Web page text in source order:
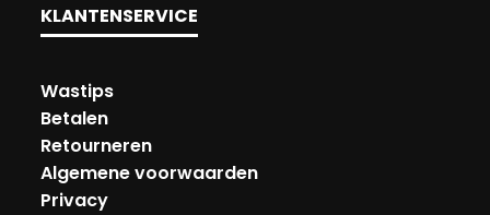
KLANTENSERVICE
Wastips
Betalen
Retourneren
Algemene voorwaarden
Privacy